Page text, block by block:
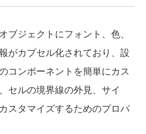
ジェクトにフォント、色、
がカプセル化されており、設
コンポーネントを簡単にカス
セルの境界線の外見、サイ
スタマイズするためのプロパ